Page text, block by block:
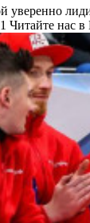
Читайте нас в